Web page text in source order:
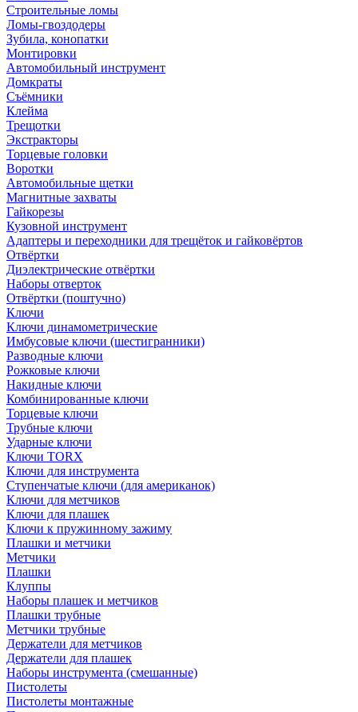
Строительные ломы
Ломы-гвоздодеры
Зубила, конопатки
Монтировки
Автомобильный инструмент
Домкраты
Съёмники
Клейма
Трещотки
Экстракторы
Торцевые головки
Воротки
Автомобильные щетки
Магнитные захваты
Гайкорезы
Кузовной инструмент
Адаптеры и переходники для трещёток и гайковёртов
Отвёртки
Диэлектрические отвёртки
Наборы отверток
Отвёртки (поштучно)
Ключи
Ключи динамометрические
Имбусовые ключи (шестигранники)
Разводные ключи
Рожковые ключи
Накидные ключи
Комбинированные ключи
Торцевые ключи
Трубные ключи
Ударные ключи
Ключи TORX
Ключи для инструмента
Ступенчатые ключи (для американок)
Ключи для метчиков
Ключи для плашек
Ключи к пружинному зажиму
Плашки и метчики
Метчики
Плашки
Клуппы
Наборы плашек и метчиков
Плашки трубные
Метчики трубные
Держатели для метчиков
Держатели для плашек
Наборы инструмента (смешанные)
Пистолеты
Пистолеты монтажные